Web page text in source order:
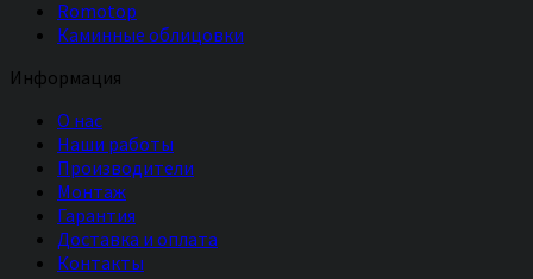
Romotop
Каминные облицовки
Информация
О нас
Наши работы
Производители
Монтаж
Гарантия
Доставка и оплата
Контакты